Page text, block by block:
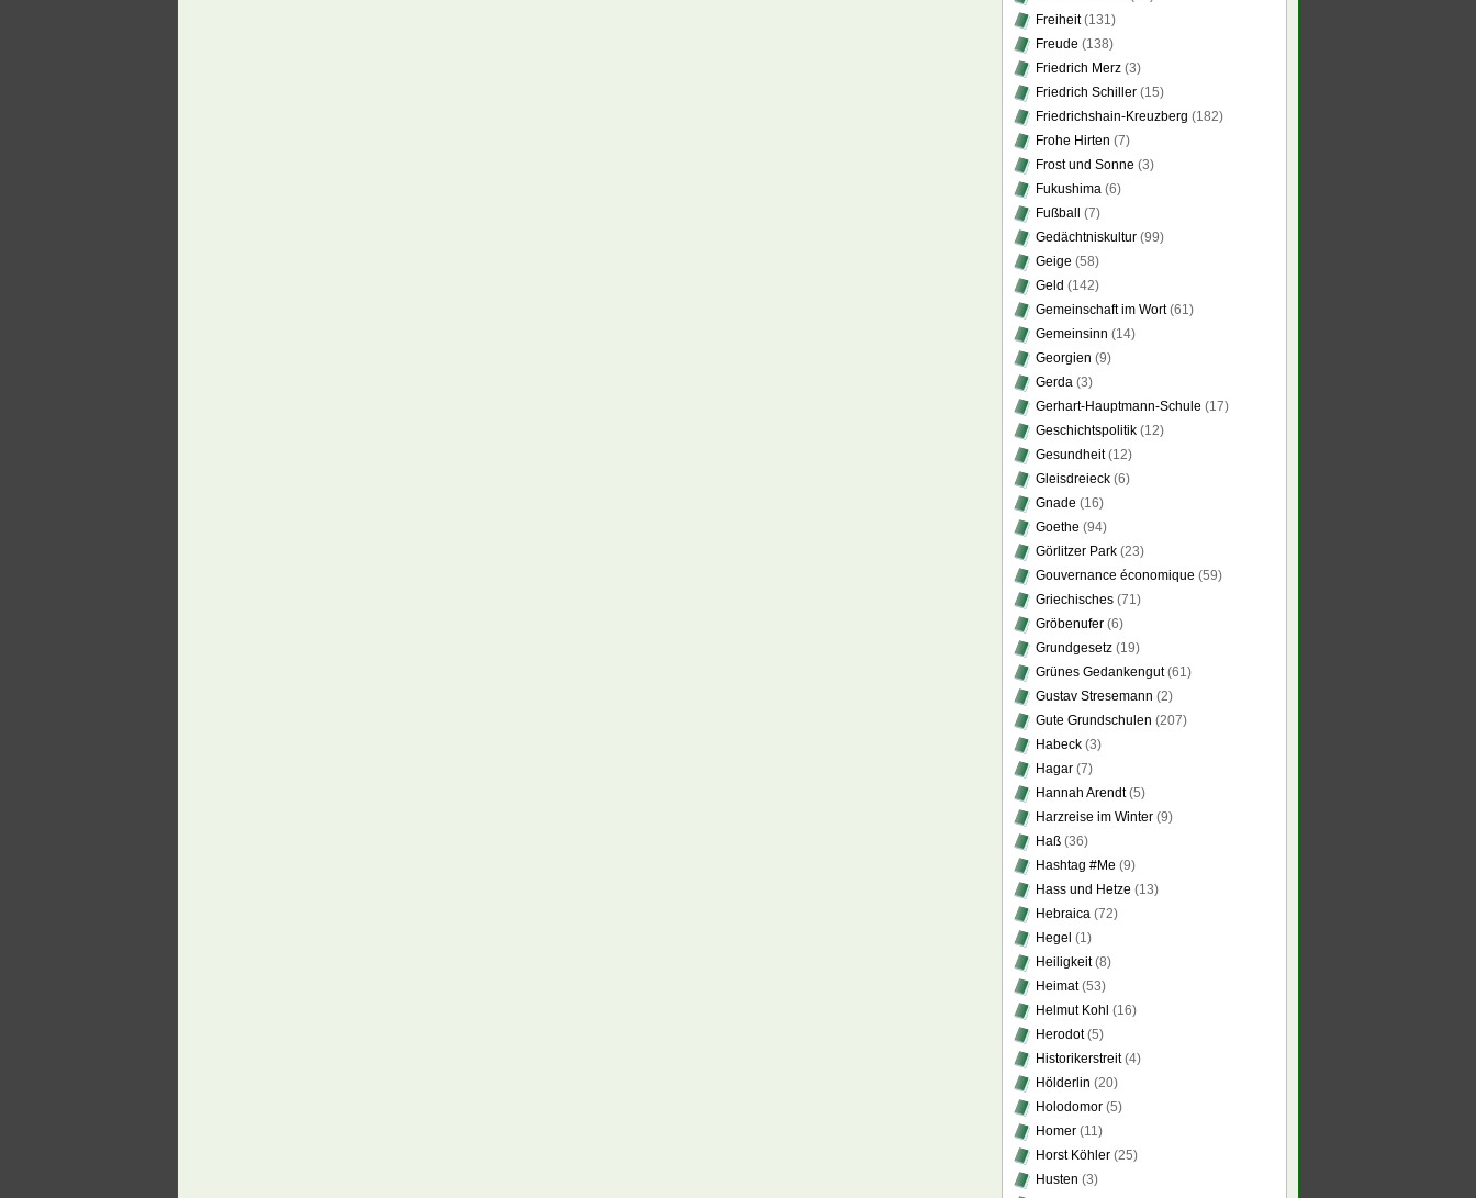
Freiheit(131)
Freude (138)
Friedrich Merz (3)
Friedrich Schiller (15)
Friedrichshain-Kreuzberg (182)
Frohe Hirten (7)
Frost und Sonne (3)
Fukushima (6)
Fußball
(7)
Gedächtniskultur (99)
Geige (58)
Geld (142)
Gemeinschaft im Wort(61)
Gemeinsinn (14)
Georgien (9)
Gerda (3)
Gerhart-Hauptmann-Schule (17)
Geschichtspolitik (12)
Gesundheit(12)
Gleisdreieck (6)
Gnade (16)
Goethe (94)
Görlitzer Park (23)
Gouvernance économique (59)
Griechisches (71)
Gröbenufer (6)
Grundgesetz (19)
Grünes Gedankengut(61)
Gustav Stresemann (2)
Gute Grundschulen (207)
Habeck (3)
Hagar (7)
Hannah Arendt(5)
Harzreise im Winter (9)
Haß (36)
Hashtag #Me (9)
Hass und Hetze (13)
Hebraica (72)
Hegel (1)
Heiligkeit(8)
Heimat(53)
Helmut Kohl (16)
Herodot(5)
Historikerstreit(4)
Hölderlin (20)
Holodomor (5)
Homer (11)
Horst Köhler (25)
Husten (3)